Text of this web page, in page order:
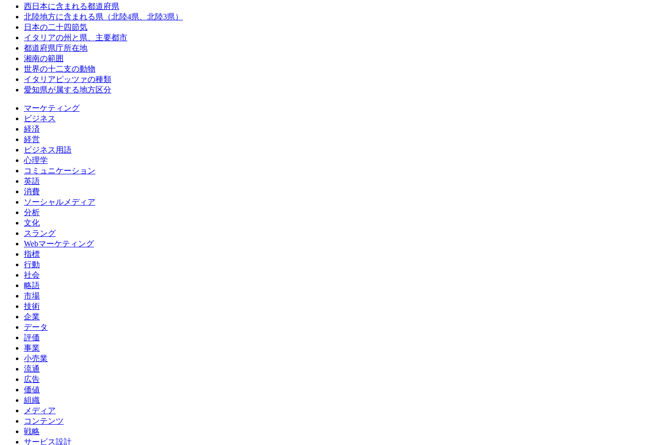
西日本に含まれる都道府県
北陸地方に含まれる県（北陸4県、北陸3県）
日本の二十四節気
イタリアの州と県、主要都市
都道府県庁所在地
湘南の範囲
世界の十二支の動物
イタリアピッツァの種類
愛知県が属する地方区分
マーケティング
ビジネス
経済
経営
ビジネス用語
心理学
コミュニケーション
英語
消費
ソーシャルメディア
分析
文化
スラング
Webマーケティング
指標
行動
社会
略語
市場
技術
企業
データ
評価
事業
小売業
流通
広告
価値
組織
メディア
コンテンツ
戦略
サービス設計